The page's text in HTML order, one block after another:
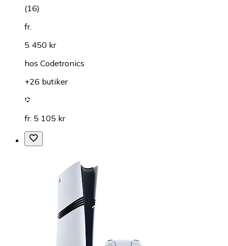
(16)
fr.
5 450 kr
hos Codetronics
+26 butiker
fr. 5 105 kr